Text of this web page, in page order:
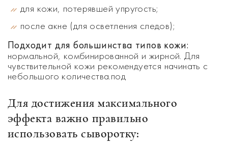
для кожи, потерявшей упругость;
после акне (для осветления следов);
Подходит для большинства типов кожи:
нормальной, комбинированной и жирной. Для
чувствительной кожи рекомендуется начинать с
небольшого количества.под
Для достижения максимального
эффекта важно правильно
использовать сыворотку: